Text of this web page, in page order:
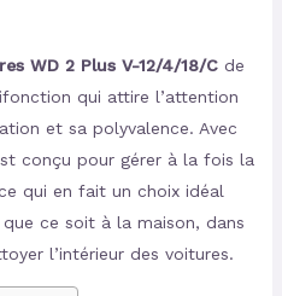
WD 2 Plus V-12/4/18/Cde
qui attire l’attention
et sa polyvalence. Avec
conçu pour gérer à la fois la
qui en fait un choix idéal
ce soit à la maison, dans
l’intérieur des voitures.